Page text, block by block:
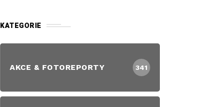
KATEGORIE
AKCE & FOTOREPORTY 341